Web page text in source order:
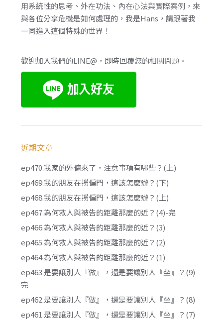
用系統性的思考、外在功法、內在心法與實際案例，來
與各位分享危機是如何處理的，我是Hans，請跟著我
一同進入這個特殊的世界！
歡迎加入我們的LINE@，即時回覆您的相關問題。
近期文章
ep470.我家的外傭來了，注意事項有哪些？(上)
ep469.我的朋友在撈偏門，這該怎麼辦？(下)
ep468.我的朋友在撈偏門，這該怎麼辦？(上)
ep467.為何救人與被告的距離那麼的近？(4)-完
ep466.為何救人與被告的距離那麼的近？(3)
ep465.為何救人與被告的距離那麼的近？(2)
ep464.為何救人與被告的距離那麼的近？(1)
ep463.是要讓別人『做』，還是要讓別人『坐』？(9)
完
ep462.是要讓別人『做』，還是要讓別人『坐』？(8)
ep461.是要讓別人『做』，還是要讓別人『坐』？(7)